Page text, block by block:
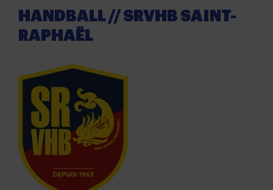
HANDBALL // SRVHB SAINT-
RAPHAËL